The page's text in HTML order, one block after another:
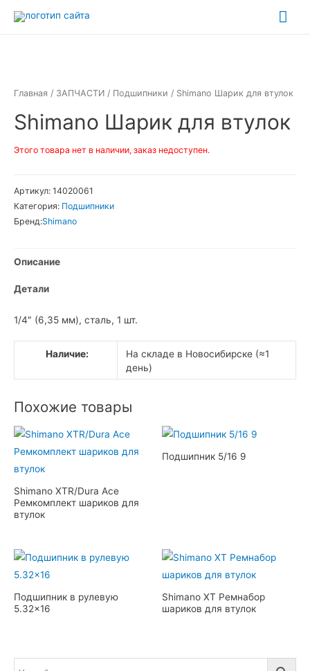
Главная / ЗАПЧАСТИ / Подшипники / Shimano Шарик для втулок
Shimano Шарик для втулок
Этого товара нет в наличии, заказ недоступен.
Артикул: 14020061
Категория: Подшипники
Бренд:Shimano
Описание
Детали
1/4″ (6,35 мм), сталь, 1 шт.
Наличие:
На складе в Новосибирске (≈1
день)
Похожие товары
Shimano XTR/Dura Ace
Ремкомплект шариков для
втулок
Подшипник 5/16 9
Подшипник в рулевую
5.32×16
Shimano XT Ремнабор
шариков для втулок